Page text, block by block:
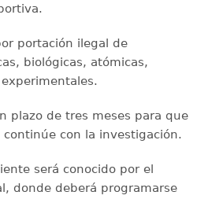
portación ilegal de
biológicas, atómicas,
plazo de tres meses para que
continúe con la investigación.
será conocido por el
donde deberá programarse